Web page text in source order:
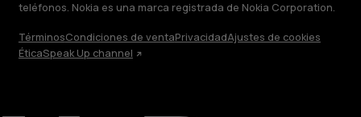
teléfonos. Nokia es una marca registrada de Nokia Corporation.
TérminosCondiciones de ventaPrivacidadAjustes de cookies
ÉticaSpeak Up channel